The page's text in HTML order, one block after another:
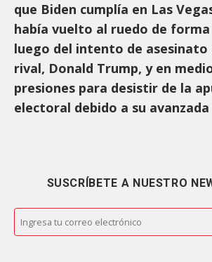
que Biden cumplía en Las
había vuelto al ruedo de
luego del intento de asesinato
rival, Donald Trump, y en
presiones para desistir de la
electoral debido a su avanzada
SUSCRÍBETE A NUESTRO